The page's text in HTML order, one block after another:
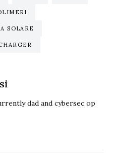
SOLARE
dad and cybersec op